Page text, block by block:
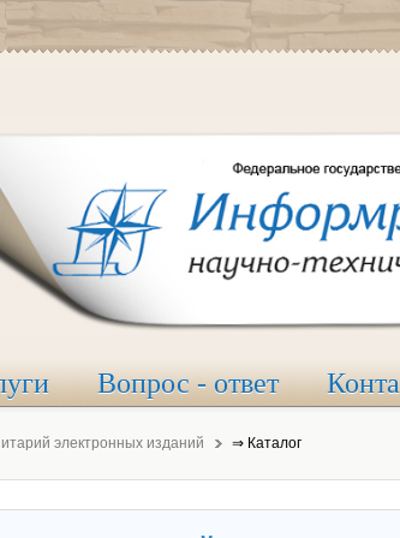
Вопрос - ответ
электронных изданий ⇒ Каталог